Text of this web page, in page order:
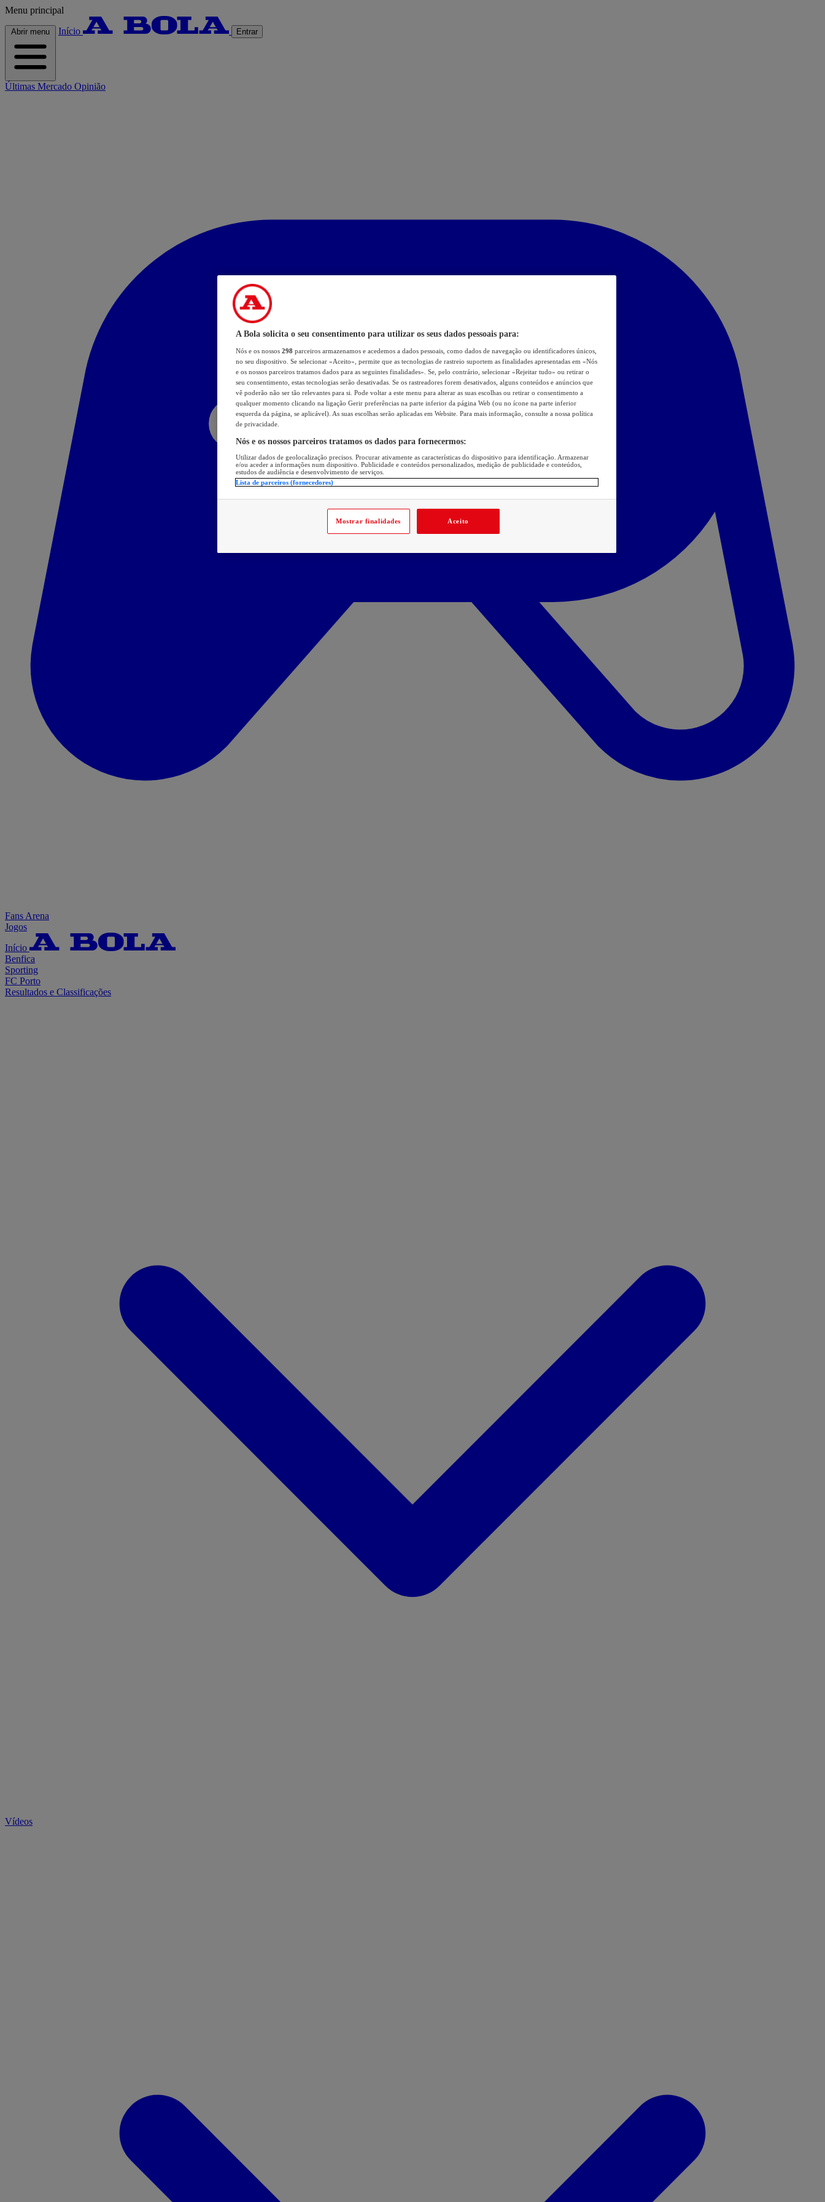
Menu principal
Abrir menu Início Entrar
Últimas Mercado Opinião
Fans Arena
Jogos
Início
Benfica
Sporting
FC Porto
Resultados e Classificações
Vídeos
A Bola solicita o seu consentimento para utilizar os seus dados pessoais para:
Nós e os nossos 298 parceiros armazenamos e acedemos a dados pessoais, como dados de navegação ou identificadores únicos,
no seu dispositivo. Se selecionar «Aceito», permite que as tecnologias de rastreio suportem as finalidades apresentadas em «Nós
e os nossos parceiros tratamos dados para as seguintes finalidades». Se, pelo contrário, selecionar «Rejeitar tudo» ou retirar o
seu consentimento, estas tecnologias serão desativadas. Se os rastreadores forem desativados, alguns conteúdos e anúncios que
vê poderão não ser tão relevantes para si. Pode voltar a este menu para alterar as suas escolhas ou retirar o consentimento a
qualquer momento clicando na ligação Gerir preferências na parte inferior da página Web (ou no ícone na parte inferior
esquerda da página, se aplicável). As suas escolhas serão aplicadas em Website. Para mais informação, consulte a nossa política
de privacidade.
Nós e os nossos parceiros tratamos os dados para fornecermos:
Utilizar dados de geolocalização precisos. Procurar ativamente as características do dispositivo para identificação. Armazenar
e/ou aceder a informações num dispositivo. Publicidade e conteúdos personalizados, medição de publicidade e conteúdos,
estudos de audiência e desenvolvimento de serviços.
Lista de parceiros (fornecedores)
Mostrar finalidades Aceito